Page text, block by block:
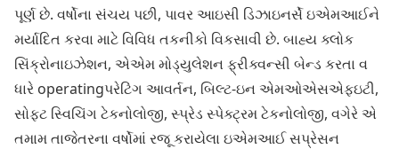
પૂર્ણ છે. વર્ષોના સંચય પછી, પાવર આઇસી ડિઝાઇનર્સે ઇએમઆઈને
મર્યાદિત કરવા માટે વિવિધ તકનીકો વિકસાવી છે. બાહ્ય ક્લોક
સિંક્રોનાઇઝેશન, એએમ મોડ્યુલેશન ફ્રીક્વન્સી બેન્ડ કરતા વ
ધારે operatingપરેટિંગ આવર્તન, બિલ્ટ-ઇન એમઓએસએફઇટી,
સોફ્ટ સ્વિચિંગ ટેકનોલોજી, સ્પ્રેડ સ્પેક્ટ્રમ ટેકનોલોજી, વગેરે એ
તમામ તાજેતરના વર્ષોમાં રજૂ કરાયેલા ઇએમઆઈ સપ્રેસન